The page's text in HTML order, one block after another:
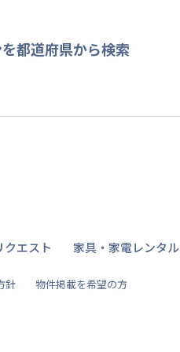
都道府県から検索
クエスト 家具・家電レンタル
針 物件掲載を希望の方